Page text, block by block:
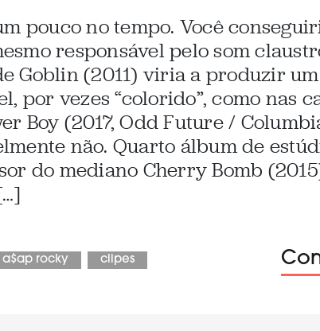
pouco no tempo. Você
responsável pelo som
Goblin (2011) viria a produzir
por vezes “colorido”, como nas
Boy (2017, Odd Future /
não. Quarto álbum de
do mediano Cherry Bomb
a$ap rocky clipes